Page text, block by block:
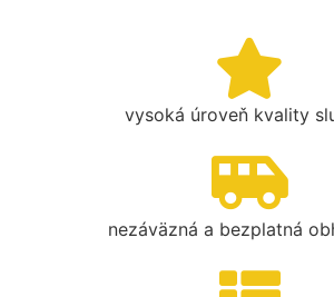
vysoká úroveň kvality
nezáväzná a bezplatná